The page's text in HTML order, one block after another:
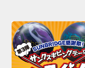
取扱商品
[…]